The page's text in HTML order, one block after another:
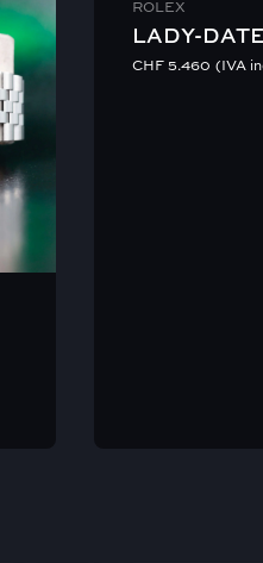
ROLEX
LADY-
CHF 5.460 (IVA